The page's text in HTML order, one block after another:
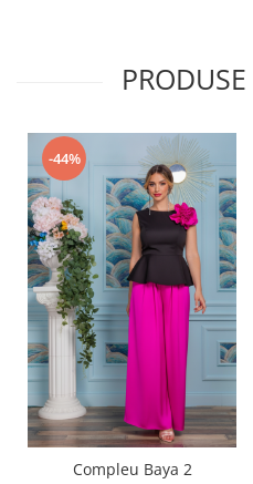
-44%
Compleu Baya 2